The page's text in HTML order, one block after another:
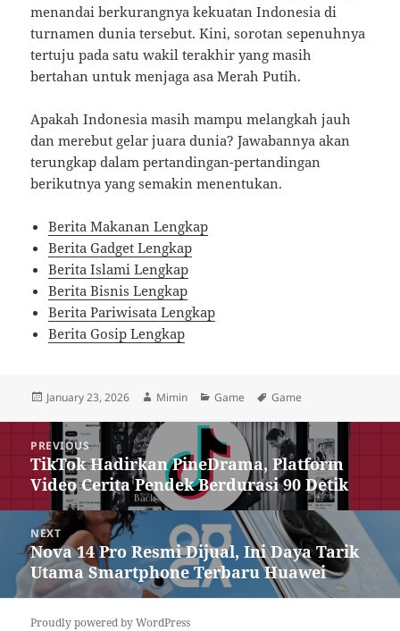
menandai berkurangnya kekuatan Indonesia di
turnamen dunia tersebut. Kini, sorotan sepenuhnya
tertuju pada satu wakil terakhir yang masih
bertahan untuk menjaga asa Merah Putih.
Apakah Indonesia masih mampu melangkah jauh
dan merebut gelar juara dunia? Jawabannya akan
terungkap dalam pertandingan-pertandingan
berikutnya yang semakin menentukan.
Berita Makanan Lengkap
Berita Gadget Lengkap
Berita Islami Lengkap
Berita Bisnis Lengkap
Berita Pariwisata Lengkap
Berita Gosip Lengkap
Posted
January 23, 2026 Author
Mimin Categories
Game Tags
Game
navigation
PREVIOUS
Previous
post:
TikTok Hadirkan PineDrama, Platform
Video Cerita Pendek Berdurasi 90 Detik
NEXT
Next
post:
Nova 14 Pro Resmi Dijual, Ini Daya Tarik
Utama Smartphone Terbaru Huawei
Proudly powered by WordPress